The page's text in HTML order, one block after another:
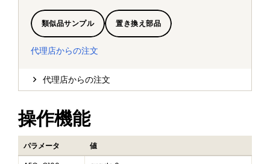
類似品サンプル 置き換え部品
代理店からの注文
代理店からの注文
操作機能
パラメータ
値